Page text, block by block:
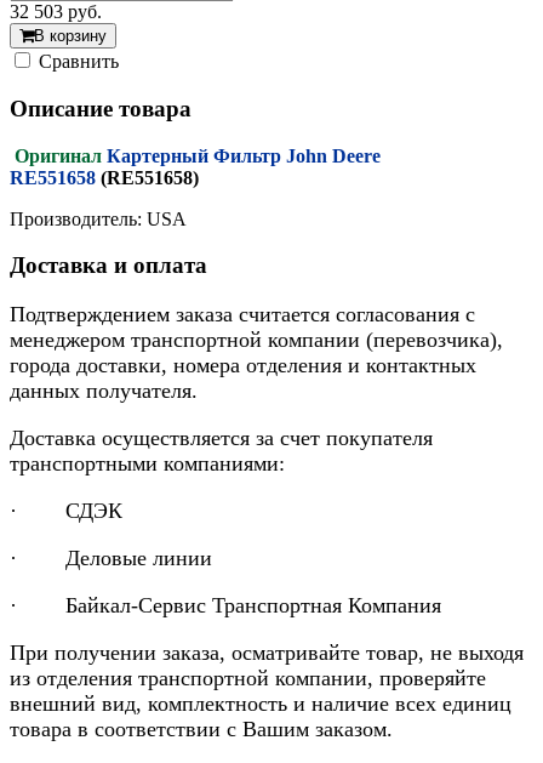
32 503 руб.
В корзину
Cравнить
Описание товара
Оригинал Картерный Фильтр John Deere
RE551658 (RE551658)
Производитель: USA
Доставка и оплата
Подтверждением заказа считается согласования с
менеджером транспортной компании (перевозчика),
города доставки, номера отделения и контактных
данных получателя.
Доставка осуществляется за счет покупателя
транспортными компаниями:
· СДЭК
· Деловые линии
· Байкал-Сервис Транспортная Компания
При получении заказа, осматривайте товар, не выходя
из отделения транспортной компании, проверяйте
внешний вид, комплектность и наличие всех единиц
товара в соответствии с Вашим заказом.